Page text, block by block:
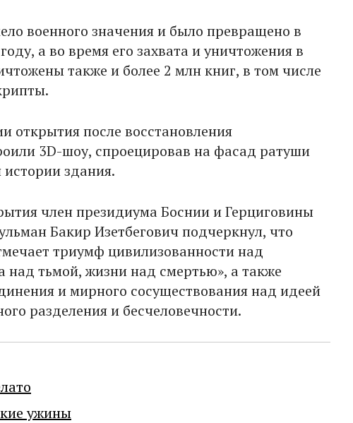
военного значения и было превращено в
а во время его захвата и уничтожения в
также и более 2 млн книг, в том числе
открытия после восстановления
3D-шоу, спроецировав на фасад ратуши
здания.
член президиума Боснии и Герциговины
Бакир Изетбегович подчеркнул, что
триумф цивилизованности над
над тьмой, жизни над смертью», а также
и мирного сосуществования над идеей
разделения и бесчеловечности.
ужины